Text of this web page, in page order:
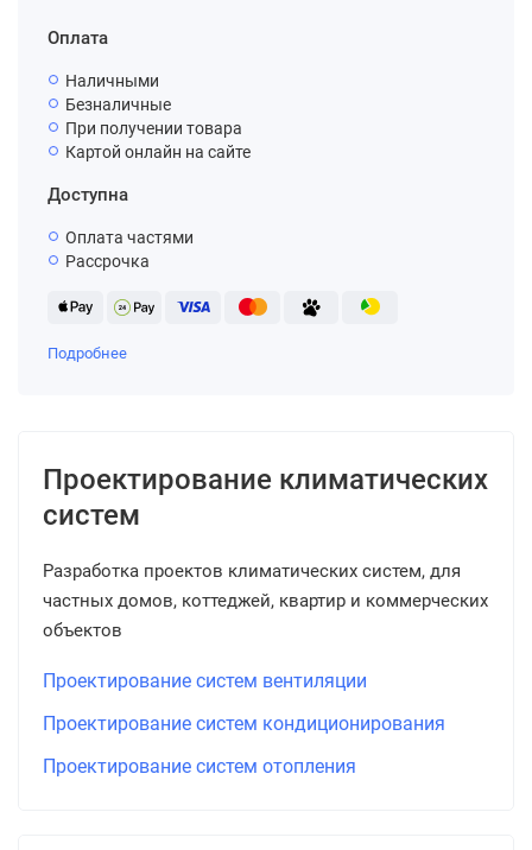
Оплата
Наличными
Безналичные
При получении товара
Картой онлайн на сайте
Доступна
Оплата частями
Рассрочка
Подробнее
Проектирование климатических
систем
Разработка проектов климатических систем, для
частных домов, коттеджей, квартир и коммерческих
объектов
Проектирование систем вентиляции
Проектирование систем кондиционирования
Проектирование систем отопления